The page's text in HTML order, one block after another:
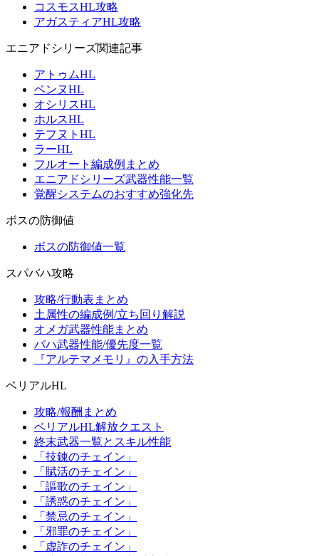
コスモスHL攻略
アガスティアHL攻略
エニアドシリーズ関連記事
アトゥムHL
ベンヌHL
オシリスHL
ホルスHL
テフヌトHL
ラーHL
フルオート編成例まとめ
エニアドシリーズ武器性能一覧
覚醒システムのおすすめ強化先
ボスの防御値
ボスの防御値一覧
スパバハ攻略
攻略/行動表まとめ
土属性の編成例/立ち回り解説
オメガ武器性能まとめ
バハ武器性能/優先度一覧
『アルテマメモリ』の入手方法
ベリアルHL
攻略/報酬まとめ
ベリアルHL解放クエスト
終末武器一覧とスキル性能
「技錬のチェイン」
「賦活のチェイン」
「謳歌のチェイン」
「誘惑のチェイン」
「禁忌のチェイン」
「邪罪のチェイン」
「虚詐のチェイン」